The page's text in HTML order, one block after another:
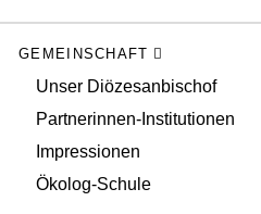
GEMEINSCHAFT
Unser Diözesanbischof
Partnerinnen-Institutionen
Impressionen
Ökolog-Schule